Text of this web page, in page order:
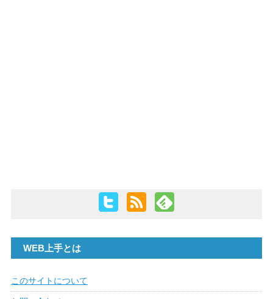
WEB上手とは
このサイトについて